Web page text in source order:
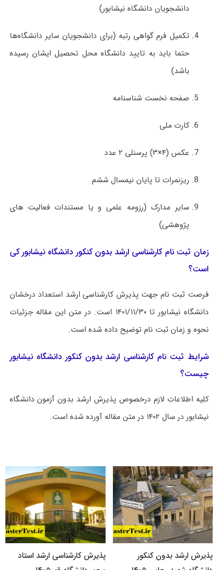
دانشجویان دانشگاه نیشابور)
تکمیل فرم گواهی رتبه (برای دانشجویان سایر دانشگاه‌ها
حتما باید به تایید دانشگاه محل تحصیل ایشان رسیده
باشد)
صفحه نخست شناسنامه
کارت ملی
عکس (۴×۳) پرسنلی ۲ عدد
ریزنمرات تا پایان نیمسال ششم
سایر مدارک (رزومه علمی و یا مستندات فعالیت های
پژوهشی)
زمان ثبت نام کارشناسی ارشد بدون کنکور دانشگاه نیشابور کی
است؟
فرصت ثبت نام جهت پذیرش کارشناسی ارشد استعداد درخشان
دانشگاه نیشابور تا ۱۴۰۱/۱۱/۳۰ است. در متن این مقاله جزئیات
نحوه و زمان ثبت نام توضیح داده شده است.
شرایط ثبت نام کارشناسی ارشد بدون کنکور دانشگاه نیشابور
چیست؟
کلیه اطلاعات لازم درخصوص پذیرش ارشد بدون آزمون دانشگاه
نیشابور در سال ۱۴۰۲ در متن مقاله آورده شده است.
پذیرش ارشد بدون کنکور
پذیرش کارشناسی ارشد استاد